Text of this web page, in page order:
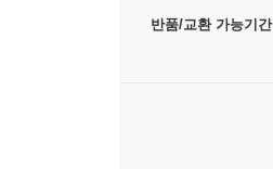
반품/교환 가능기간